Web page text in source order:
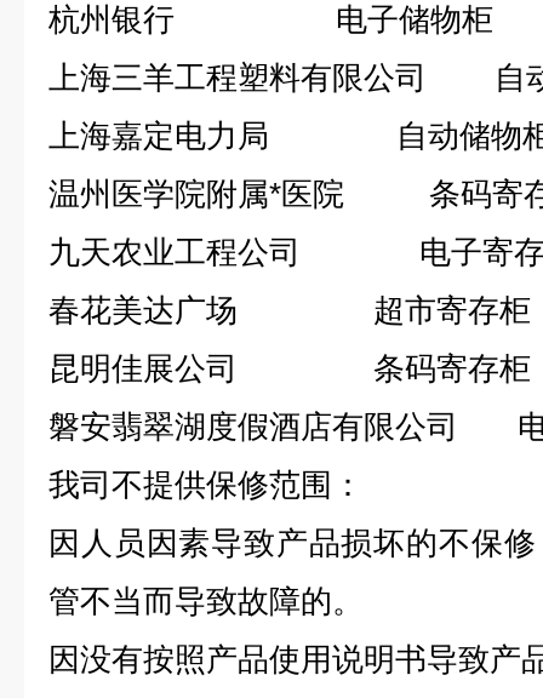
杭州银行 电子储物柜
上海三羊工程塑料有限公司 自
上海嘉定电力局 自动储物
温州医学院附属*医院 条码寄
九天农业工程公司 电子寄
春花美达广场 超市寄存柜
昆明佳展公司 条码寄存柜
磐安翡翠湖度假酒店有限公司
我司不提供保修范围：
因人员因素导致产品损坏的不保
管不当而导致故障的。
因没有按照产品使用说明书导致产